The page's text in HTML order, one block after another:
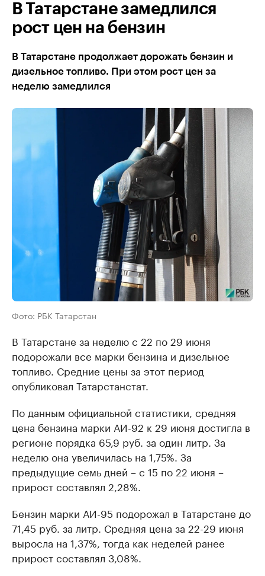
В Татарстане замедлился
рост цен на бензин
В Татарстане продолжает дорожать бензин и
дизельное топливо. При этом рост цен за
неделю замедлился
Фото: РБК Татарстан
В Татарстане за неделю с 22 по 29 июня
подорожали все марки бензина и дизельное
топливо. Средние цены за этот период
опубликовал Татарстанстат.
По данным официальной статистики, средняя
цена бензина марки АИ-92 к 29 июня достигла в
регионе порядка 65,9 руб. за один литр. За
неделю она увеличилась на 1,75%. За
предыдущие семь дней – с 15 по 22 июня –
прирост составлял 2,28%.
Бензин марки АИ-95 подорожал в Татарстане до
71,45 руб. за литр. Средняя цена за 22-29 июня
выросла на 1,37%, тогда как неделей ранее
прирост составлял 3,08%.